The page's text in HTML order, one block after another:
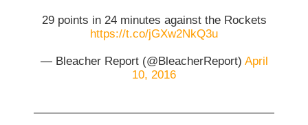
29 points in 24 minutes against the Rockets
https://t.co/jGXw2NkQ3u
— Bleacher Report (@BleacherReport) April
10, 2016